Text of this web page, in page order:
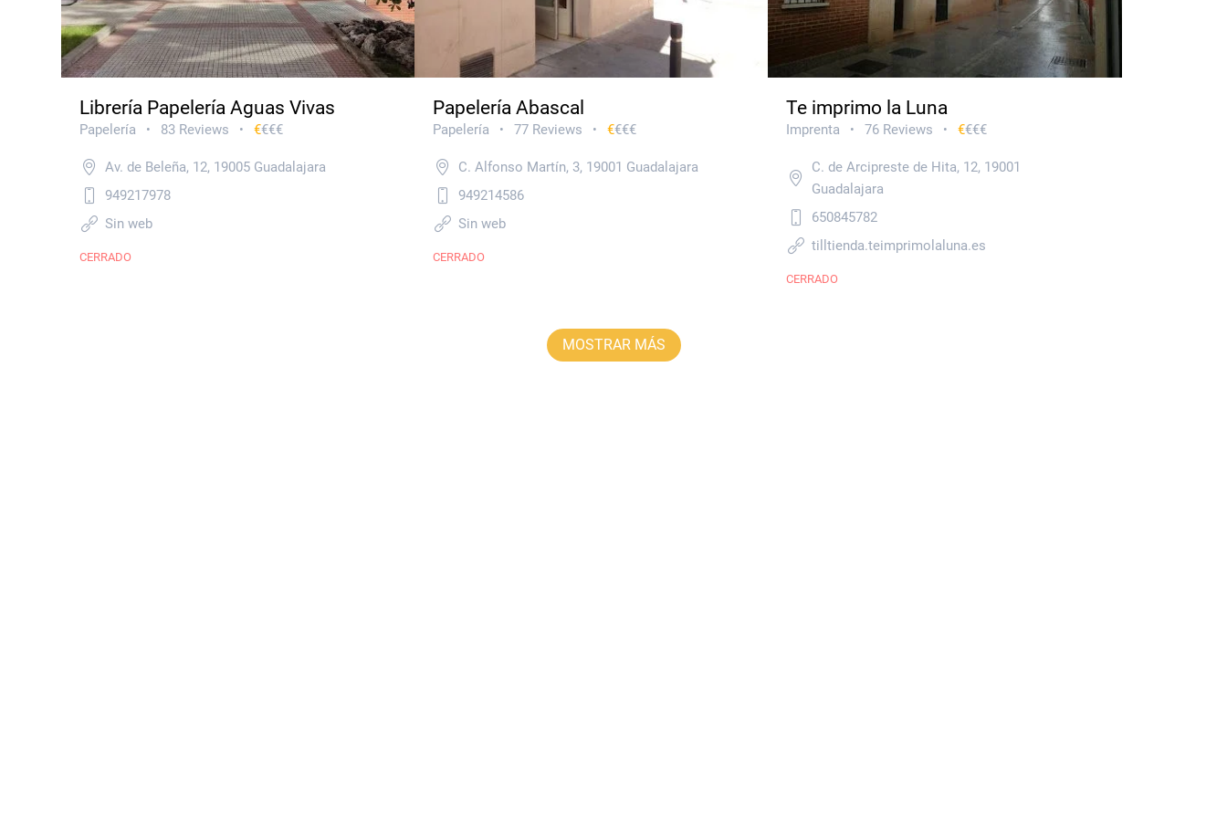
Librería Papelería Aguas Vivas
Papelería • 83 Reviews • €€€€
Av. de Beleña, 12, 19005 Guadalajara
949217978
Sin web
CERRADO
Papelería Abascal
Papelería • 77 Reviews • €€€€
C. Alfonso Martín, 3, 19001 Guadalajara
949214586
Sin web
CERRADO
Te imprimo la Luna
Imprenta • 76 Reviews • €€€€
C. de Arcipreste de Hita, 12, 19001
Guadalajara
650845782
tilltienda.teimprimolaluna.es
CERRADO
MOSTRAR MÁS